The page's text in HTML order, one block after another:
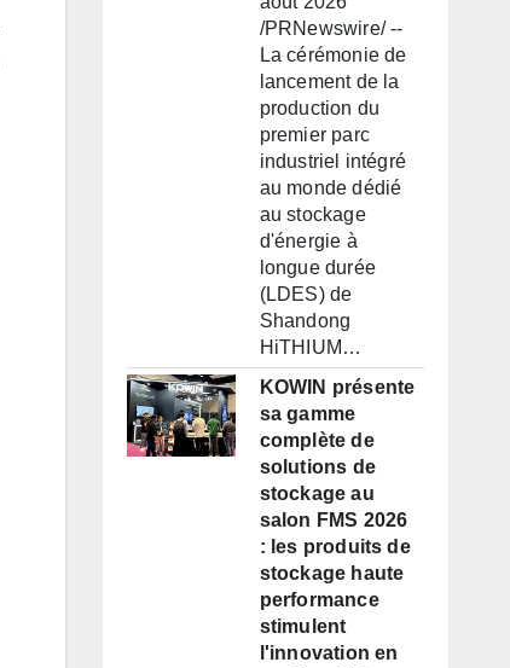
/PRNewswire/ --
La cérémonie de
lancement de la
production du
premier parc
industriel intégré
au monde dédié
au stockage
d'énergie à
longue durée
(LDES) de
Shandong
HiTHIUM…
KOWIN présente
sa gamme
complète de
solutions de
stockage au
salon FMS 2026
: les produits de
stockage haute
performance
stimulent
l'innovation en